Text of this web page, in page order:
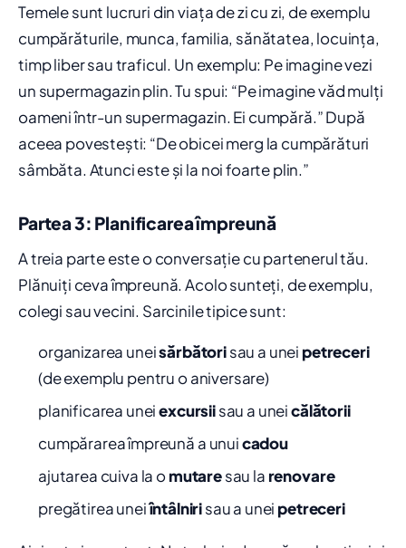
Temele sunt lucruri din viața de zi cu zi, de exemplu
cumpărăturile, munca, familia, sănătatea, locuința,
timp liber sau traficul. Un exemplu: Pe imagine vezi
un supermagazin plin. Tu spui: “Pe imagine văd mulți
oameni într-un supermagazin. Ei cumpără.” După
aceea povestești: “De obicei merg la cumpărături
sâmbăta. Atunci este și la noi foarte plin.”
Partea 3: Planificarea împreună
A treia parte este o conversație cu partenerul tău.
Plănuiți ceva împreună. Acolo sunteți, de exemplu,
colegi sau vecini. Sarcinile tipice sunt:
organizarea uneisărbătorisau a unei petreceri
(de exemplu pentru o aniversare)
planificarea uneiexcursiisau a uneicălătorii
cumpărarea împreună a unuicadou
ajutarea cuiva la omutaresau la renovare
pregătirea uneiîntâlnirisau a unei petreceri